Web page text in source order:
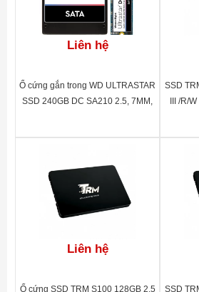
Liên hệ
Ổ cứng gắn trong WD ULTRASTAR
SSD 240GB DC SA210 2.5, 7MM,
SSD
III /R/
Liên hệ
Ổ cứng SSD TRM S100 128GB 2.5 SSD